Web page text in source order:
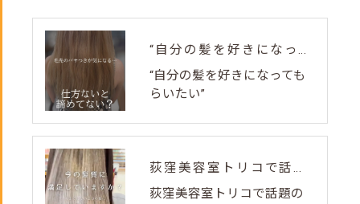
“自分の髪を好きになってもらいたい”
“自分の髪を好きになっても
らいたい”
荻窪美容室トリコで話題の【髪質改善ストレート】✨
荻窪美容室トリコで話題の